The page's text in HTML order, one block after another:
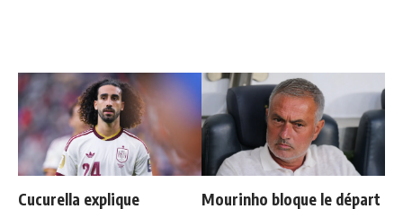
Cucurella explique Mourinho bloque le départ